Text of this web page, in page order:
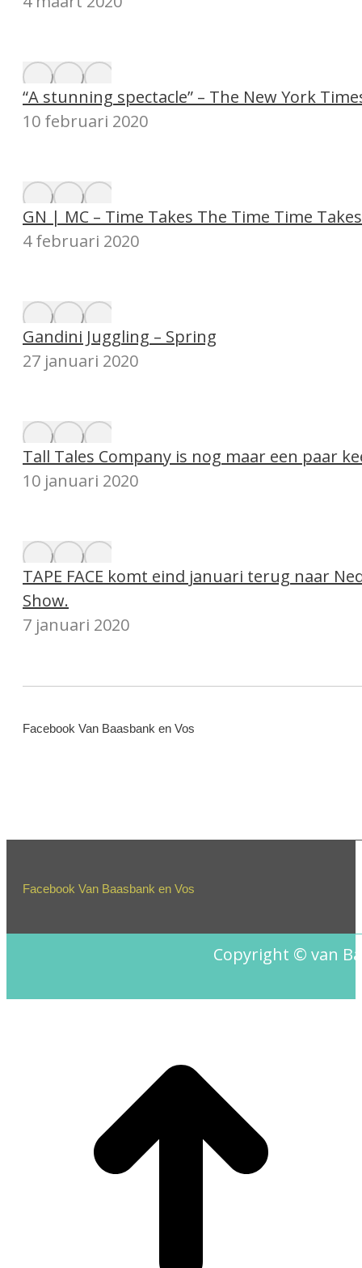
“A stunning spectacle” – The New York
10 februari 2020
GN | MC – Time Takes The Time Time Takes
4 februari 2020
Gandini Juggling – Spring
27 januari 2020
Tall Tales Company is nog maar een paar
10 januari 2020
TAPE FACE komt eind januari terug naar
Show.
7 januari 2020
Facebook Van Baasbank en Vos
Facebook Van Baasbank en Vos
Copyright © van